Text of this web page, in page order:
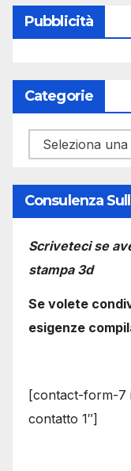
Pubblicità
Categorie
Categorie
Consulenza
Scriveteci se
stampa 3d
Se volete
esigenze
[contact-form-7
contatto 1″]